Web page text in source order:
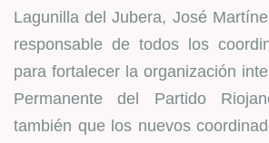
Lagunilla del Jubera, José
responsable de todos los
para fortalecer la organización
Permanente del Partido
también que los nuevos